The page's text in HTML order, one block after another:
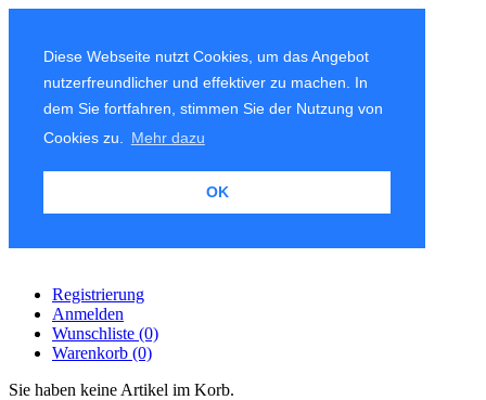
Diese Webseite nutzt Cookies, um das Angebot
nutzerfreundlicher und effektiver zu machen. In
dem Sie fortfahren, stimmen Sie der Nutzung von
Cookies zu.
Mehr dazu
OK
Registrierung
Anmelden
Wunschliste (0)
Warenkorb (0)
Sie haben keine Artikel im Korb.